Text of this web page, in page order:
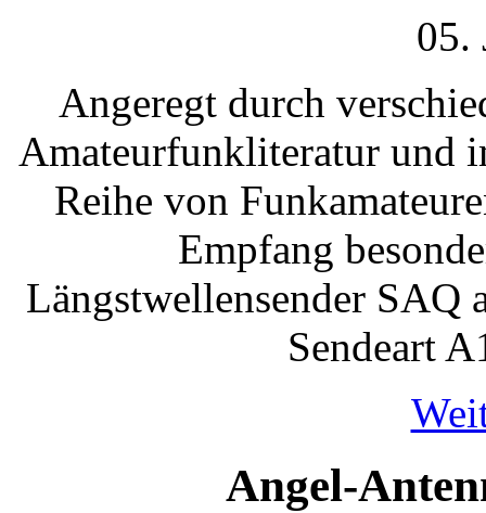
05.
Angeregt durch
Amateurfunkliteratur und
Reihe von
Empfang
Längstwellensender SAQ
Sendeart
Angel-